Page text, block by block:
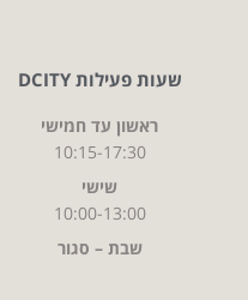
שעות פעילות DCITY
ראשון עד חמישי
10:15-17:30
שישי
10:00-13:00
שבת – סגור